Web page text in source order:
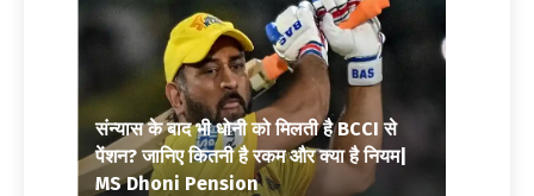
संन्यास के बाद भी धोनी को मिलती है BCCI से
पेंशन? जानिए कितनी है रकम और क्या है नियम|
MS Dhoni Pension